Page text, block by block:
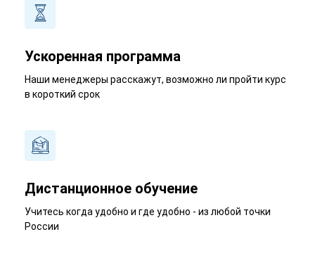
Ускоренная программа
Наши менеджеры расскажут, возможно ли пройти курс
в короткий срок
Дистанционное обучение
Учитесь когда удобно и где удобно - из любой точки
России